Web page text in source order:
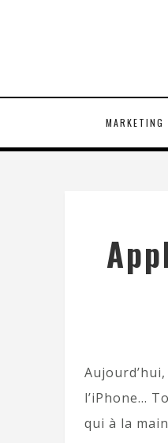
MARKETING
l’iPhone…
qui à la